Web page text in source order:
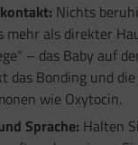
Nichts
mehr als direkter
– das Baby auf
das Bonding und
wie Oxytocin.
Sprache: Halten